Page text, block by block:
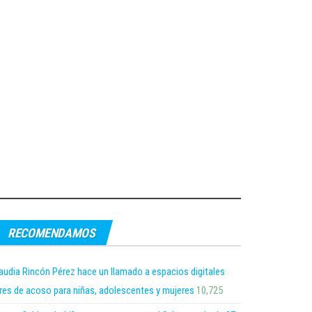
RECOMENDAMOS
Rincón Pérez hace un llamado a espacios digitales
de acoso para niñas, adolescentes y mujeres 10,725